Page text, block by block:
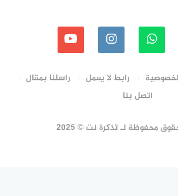
رابط لا يعمل
راسلنا بمقال
اتصل بنا
محفوظة لـ تذكرة نت © 2025